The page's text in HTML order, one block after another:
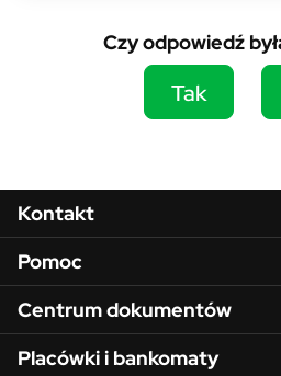
Czy odpowiedź
Tak
Menu w stopce
Kontakt
Pomoc
Centrum dokumentów
Placówki i bankomaty